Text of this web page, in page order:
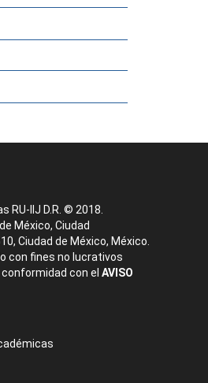
RU-IIJ D.R. © 2018.
México, Ciudad
Ciudad de México, México.
con fines no lucrativos
con el AVISO